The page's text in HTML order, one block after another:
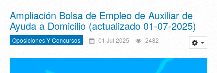
Ampliación Bolsa de Empleo de Auxiliar de
Ayuda a Domicilio (actualizado 01-07-2025)
Oposiciones Y Concursos 01 Jul 2025 2482